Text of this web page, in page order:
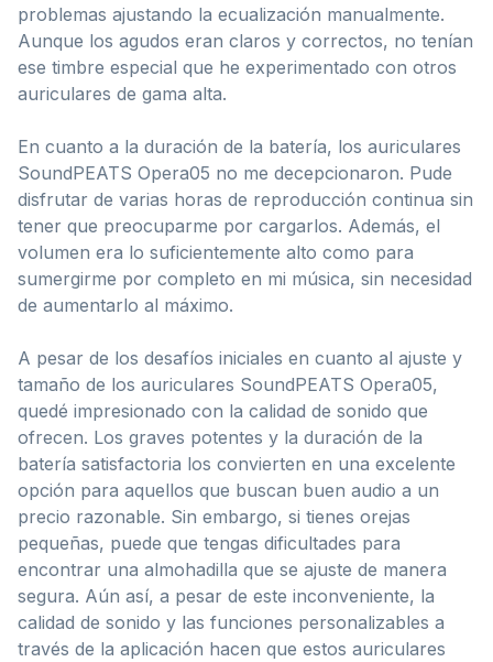
problemas ajustando la ecualización manualmente.
Aunque los agudos eran claros y correctos, no tenían
ese timbre especial que he experimentado con otros
auriculares de gama alta.
En cuanto a la duración de la batería, los auriculares
SoundPEATS Opera05 no me decepcionaron. Pude
disfrutar de varias horas de reproducción continua sin
tener que preocuparme por cargarlos. Además, el
volumen era lo suficientemente alto como para
sumergirme por completo en mi música, sin necesidad
de aumentarlo al máximo.
A pesar de los desafíos iniciales en cuanto al ajuste y
tamaño de los auriculares SoundPEATS Opera05,
quedé impresionado con la calidad de sonido que
ofrecen. Los graves potentes y la duración de la
batería satisfactoria los convierten en una excelente
opción para aquellos que buscan buen audio a un
precio razonable. Sin embargo, si tienes orejas
pequeñas, puede que tengas dificultades para
encontrar una almohadilla que se ajuste de manera
segura. Aún así, a pesar de este inconveniente, la
calidad de sonido y las funciones personalizables a
través de la aplicación hacen que estos auriculares